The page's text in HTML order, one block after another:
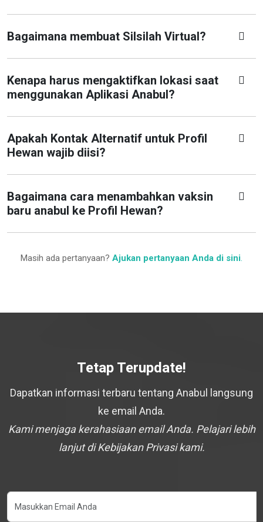
Bagaimana membuat Silsilah Virtual?
Kenapa harus mengaktifkan lokasi saat
menggunakan Aplikasi Anabul?
Apakah Kontak Alternatif untuk Profil
Hewan wajib diisi?
Bagaimana cara menambahkan vaksin
baru anabul ke Profil Hewan?
Masih ada pertanyaan? Ajukan pertanyaan Anda di sini.
Tetap Terupdate!
Dapatkan informasi terbaru tentang Anabul langsung
ke email Anda.
Kami menjaga kerahasiaan email Anda. Pelajari lebih
lanjut di Kebijakan Privasi kami.